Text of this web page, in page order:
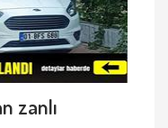
zanlı